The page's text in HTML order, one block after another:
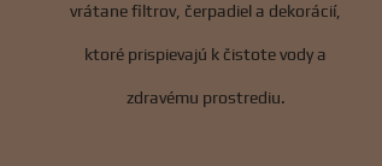
vrátane filtrov, čerpadiel a dekorácií,
ktoré prispievajú k čistote vody a
zdravému prostrediu.